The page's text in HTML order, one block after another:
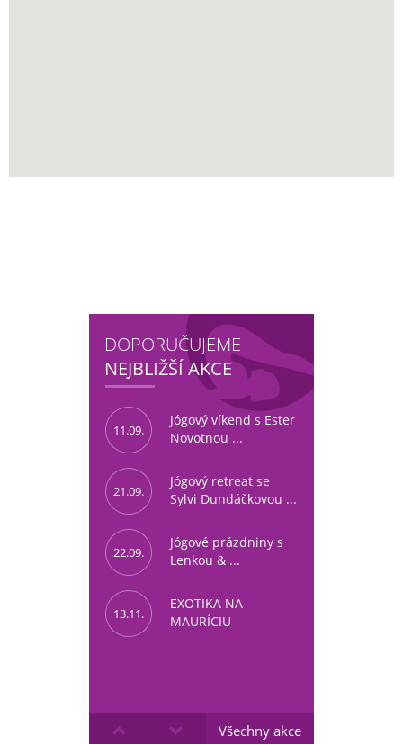
DOPORUČUJEME
NEJBLIŽŠÍ AKCE
11.09.
Jógový víkend s Ester
Novotnou ...
21.09.
Jógový retreat se
Sylvi Dundáčkovou ...
22.09.
Jógové prázdniny s
Lenkou & ...
13.11.
EXOTIKA NA
MAURÍCIU
Všechny akce